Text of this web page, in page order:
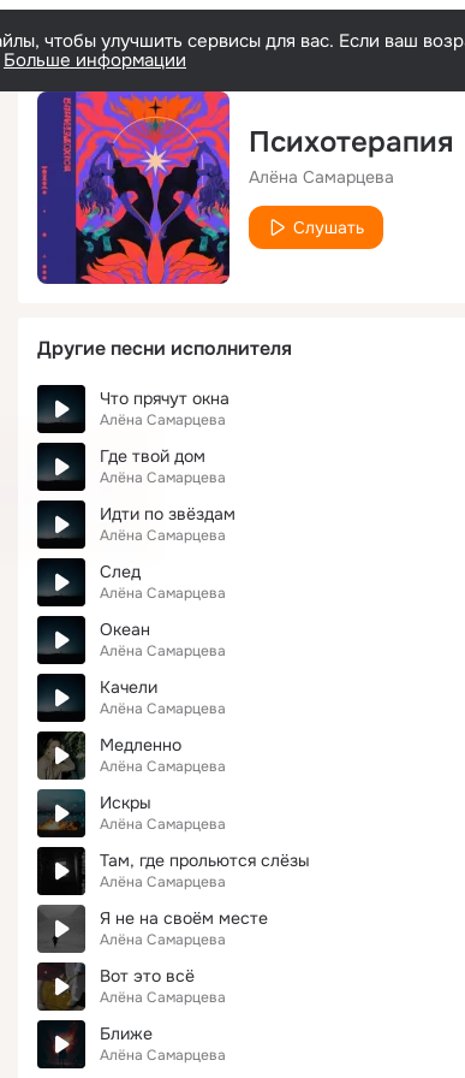
чтобы улучшить сервисы для вас. Если ваш
Больше информации
Психотерапия
Алёна Самарцева
Слушать
Другие песни исполнителя
Что прячут окна
Алёна Самарцева
Где твой дом
Алёна Самарцева
Идти по звёздам
Алёна Самарцева
След
Алёна Самарцева
Океан
Алёна Самарцева
Качели
Алёна Самарцева
Медленно
Алёна Самарцева
Искры
Алёна Самарцева
Там, где прольются слёзы
Алёна Самарцева
Я не на своём месте
Алёна Самарцева
Вот это всё
Алёна Самарцева
Ближе
Алёна Самарцева